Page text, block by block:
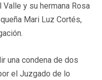
Valle y su hermana Rosa
Mari Luz Cortés,
una condena de dos
el Juzgado de lo